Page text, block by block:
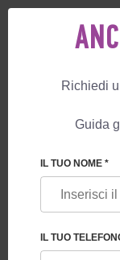
MATERNITÀ
UNA GUIDA
GENITORI
Richiedi
Guida
IL TUO NOME *
IL TUO